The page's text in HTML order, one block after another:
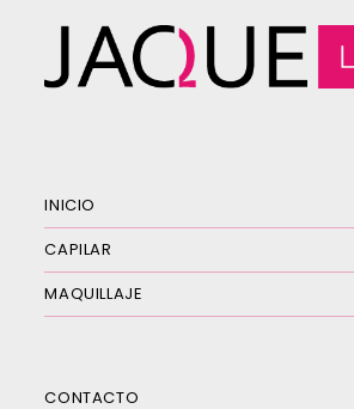
INICIO
CAPILAR
MAQUILLAJE
CONTACTO